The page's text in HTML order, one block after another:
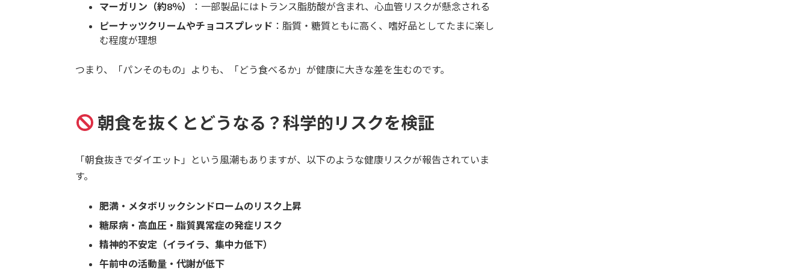
マーガリン（約8％）
：一部製品にはトランス脂肪酸が含まれ、心血管リスクが懸念される
ピーナッツクリームやチョコスプレッド ：脂質・糖質ともに高く、嗜好品としてたまに楽し
む程度が理想
つまり、「パンそのもの」よりも、「どう食べるか」が健康に大きな差を生むのです。
朝食を抜くとどうなる？科学的リスクを検証
「朝食抜きでダイエット」という風潮もありますが、以下のような健康リスクが報告されていま
す。
肥満・メタボリックシンドロームのリスク上昇
糖尿病・高血圧・脂質異常症の発症リスク
精神的不安定（イライラ、集中力低下）
午前中の活動量・代謝が低下